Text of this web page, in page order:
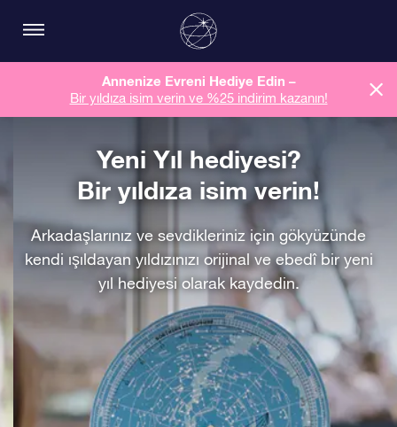
Annenize Evreni Hediye Edin –
Bir yıldıza isim verin ve %25 indirim kazanın!
Yeni Yıl hediyesi?
Bir yıldıza isim verin!
Arkadaşlarınız ve sevdikleriniz için gökyüzünde
kendi ışıldayan yıldızınızı orijinal ve ebedî bir yeni
yıl hediyesi olarak kaydedin.